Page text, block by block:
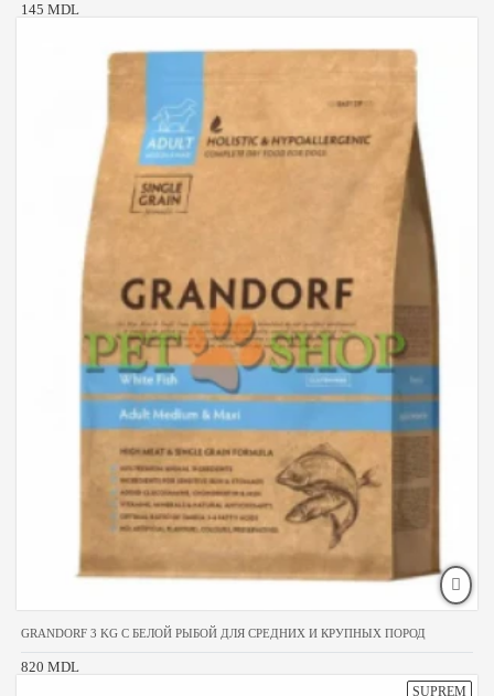
145 MDL
GRANDORF 3 KG С БЕЛОЙ РЫБОЙ ДЛЯ СРЕДНИХ И КРУПНЫХ ПОРОД
820 MDL